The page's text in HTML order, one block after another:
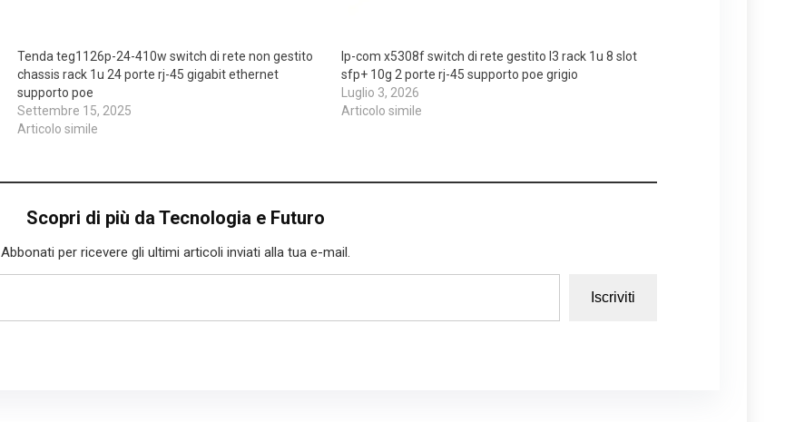
Tenda teg1126p-24-410w switch di rete non gestito
chassis rack 1u 24 porte rj-45 gigabit ethernet
supporto poe
Settembre 15, 2025
Articolo simile
Ip-com x5308f switch di rete gestito l3 rack 1u 8 slot
sfp+ 10g 2 porte rj-45 supporto poe grigio
Luglio 3, 2026
Articolo simile
Scopri di più da Tecnologia e Futuro
Abbonati per ricevere gli ultimi articoli inviati alla tua e-mail.
Iscriviti